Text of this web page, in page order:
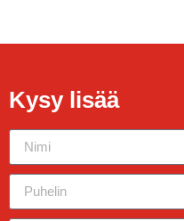
Kysy lisää